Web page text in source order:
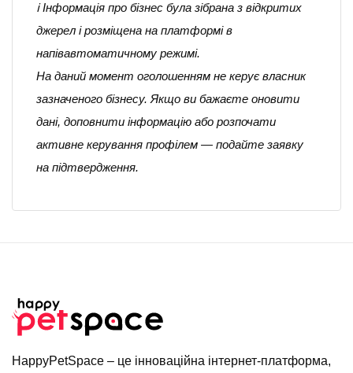
ℹ️ Інформація про бізнес була зібрана з відкритих
джерел і розміщена на платформі в
напівавтоматичному режимі.
На даний момент оголошенням не керує власник
зазначеного бізнесу. Якщо ви бажаєте оновити
дані, доповнити інформацію або розпочати
активне керування профілем — подайте заявку
на підтвердження.
HappyPetSpace – це інноваційна інтернет-платформа,